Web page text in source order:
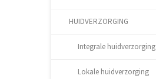
HUIDVERZORGING
Integrale huidverzorging
Lokale huidverzorging